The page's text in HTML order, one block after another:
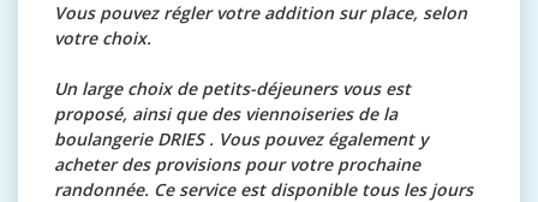
Vous pouvez régler votre addition sur place, selon
votre choix.
Un large choix de petits-déjeuners vous est
proposé, ainsi que des viennoiseries de la
boulangerie DRIES . Vous pouvez également y
acheter des provisions pour votre prochaine
randonnée. Ce service est disponible tous les jours